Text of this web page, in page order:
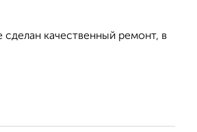
сделан качественный ремонт, в